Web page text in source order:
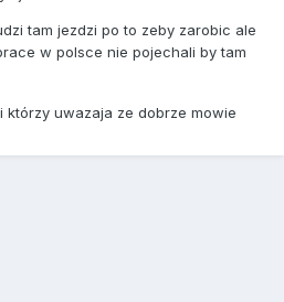
tam jezdzi po to zeby zarobic ale
w polsce nie pojechali by tam
którzy uwazaja ze dobrze mowie